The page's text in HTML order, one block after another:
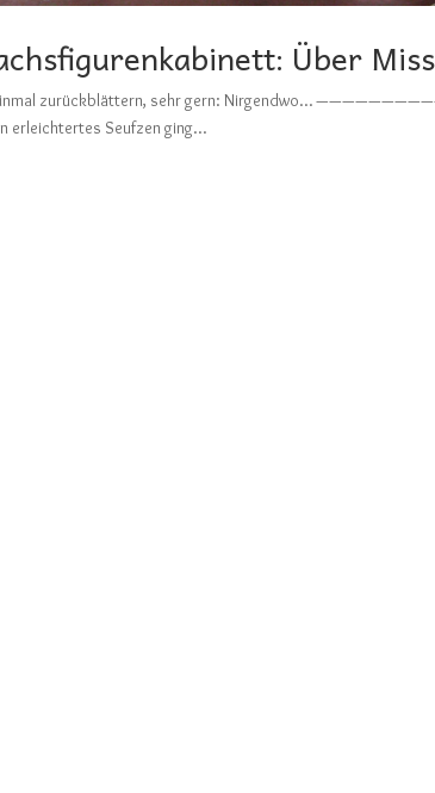
Über
zurückblättern, sehr gern: Nirgendwo…
erleichtertes Seufzen ging...